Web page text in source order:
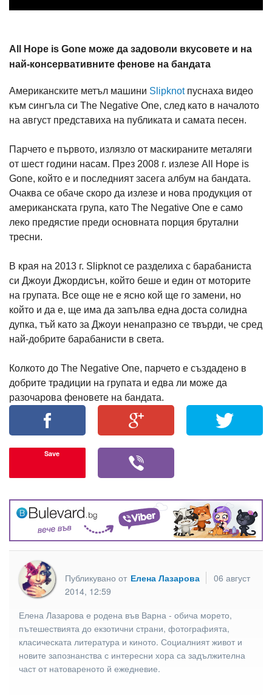
All Hope is Gone може да задоволи вкусовете и на
най-консервативните фенове на бандата
Американските метъл машини Slipknotпуснаха видео
към сингъла си The Negative One, след като в началото
на август представиха на публиката и самата песен.
Парчето е първото, излязло от маскираните металяги
от шест години насам. През 2008 г. излезе All Hope is
Gone, който е и последният засега албум на бандата.
Очаква се обаче скоро да излезе и нова продукция от
американската група, като The Negative One е само
леко предястие преди основната порция брутални
тресни.
В края на 2013 г. Slipknot се разделиха с барабаниста
си Джоуи Джордисън, който беше и един от моторите
на групата. Все още не е ясно кой ще го замени, но
който и да е, ще има да запълва една доста солидна
дупка, тъй като за Джоуи ненапразно се твърди, че сред
най-добрите барабанисти в света.
Колкото до The Negative One, парчето е създадено в
добрите традиции на групата и едва ли може да
разочарова феновете на бандата.
Save
Публикувано от Елена Лазарова
06 август
2014, 12:59
Елена Лазарова е родена във Варна - обича морето,
пътешествията до екзотични страни, фотографията,
класическата литература и киното. Социалният живот и
новите запознанства с интересни хора са задължителна
част от натовареното й ежедневие.